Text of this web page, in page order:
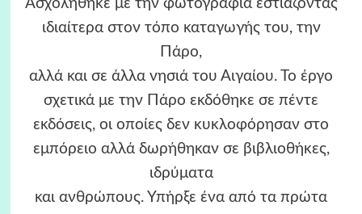
Ασχολήθηκε με την φωτογραφία εστιάζοντας
ιδιαίτερα στον τόπο καταγωγής του, την
Πάρο,
αλλά και σε άλλα νησιά του Αιγαίου. Το έργο
σχετικά με την Πάρο εκδόθηκε σε πέντε
εκδόσεις, οι οποίες δεν κυκλοφόρησαν στο
εμπόρειο αλλά δωρήθηκαν σε βιβλιοθήκες,
ιδρύματα
και ανθρώπους. Υπήρξε ένα από τα πρώτα